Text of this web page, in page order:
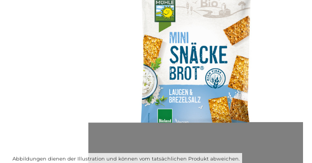
Abbildungen dienen der Illustration und können vom tatsächlichen Produkt abweichen.